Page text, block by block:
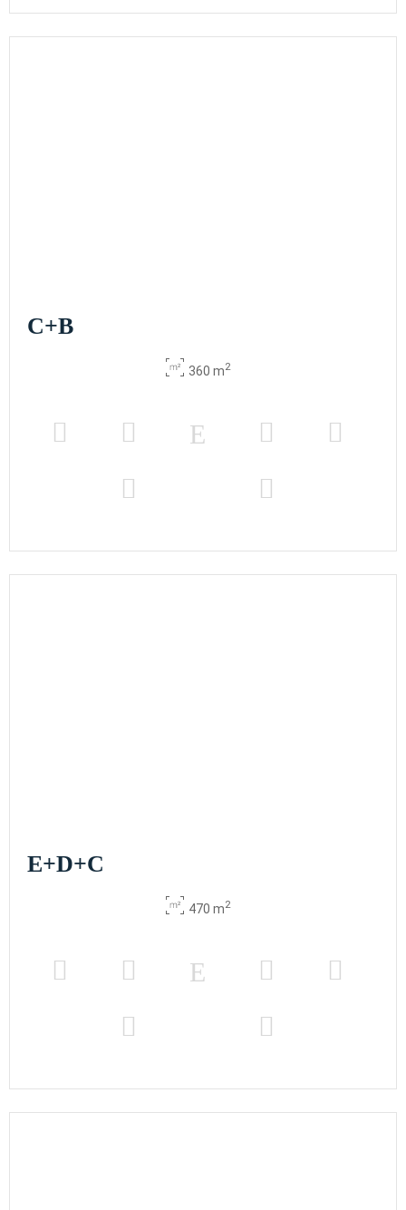
C+B
360 m2
E+D+C
470 m2